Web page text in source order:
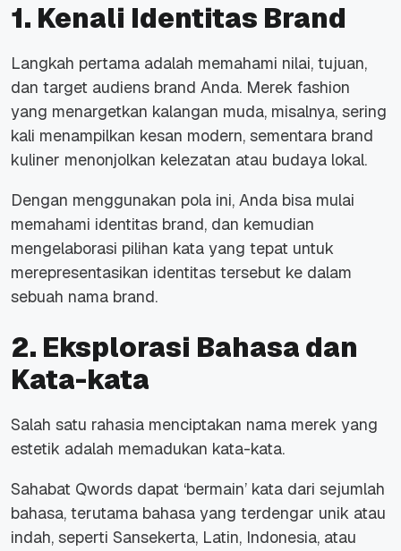
1. Kenali Identitas Brand
Langkah pertama adalah memahami nilai, tujuan,
dan target audiens brand Anda. Merek fashion
yang menargetkan kalangan muda, misalnya, sering
kali menampilkan kesan modern, sementara brand
kuliner menonjolkan kelezatan atau budaya lokal.
Dengan menggunakan pola ini, Anda bisa mulai
memahami identitas brand, dan kemudian
mengelaborasi pilihan kata yang tepat untuk
merepresentasikan identitas tersebut ke dalam
sebuah nama brand.
2. Eksplorasi Bahasa dan
Kata-kata
Salah satu rahasia menciptakan nama merek yang
estetik adalah memadukan kata-kata.
Sahabat Qwords dapat ‘bermain’ kata dari sejumlah
bahasa, terutama bahasa yang terdengar unik atau
indah, seperti Sansekerta, Latin, Indonesia, atau